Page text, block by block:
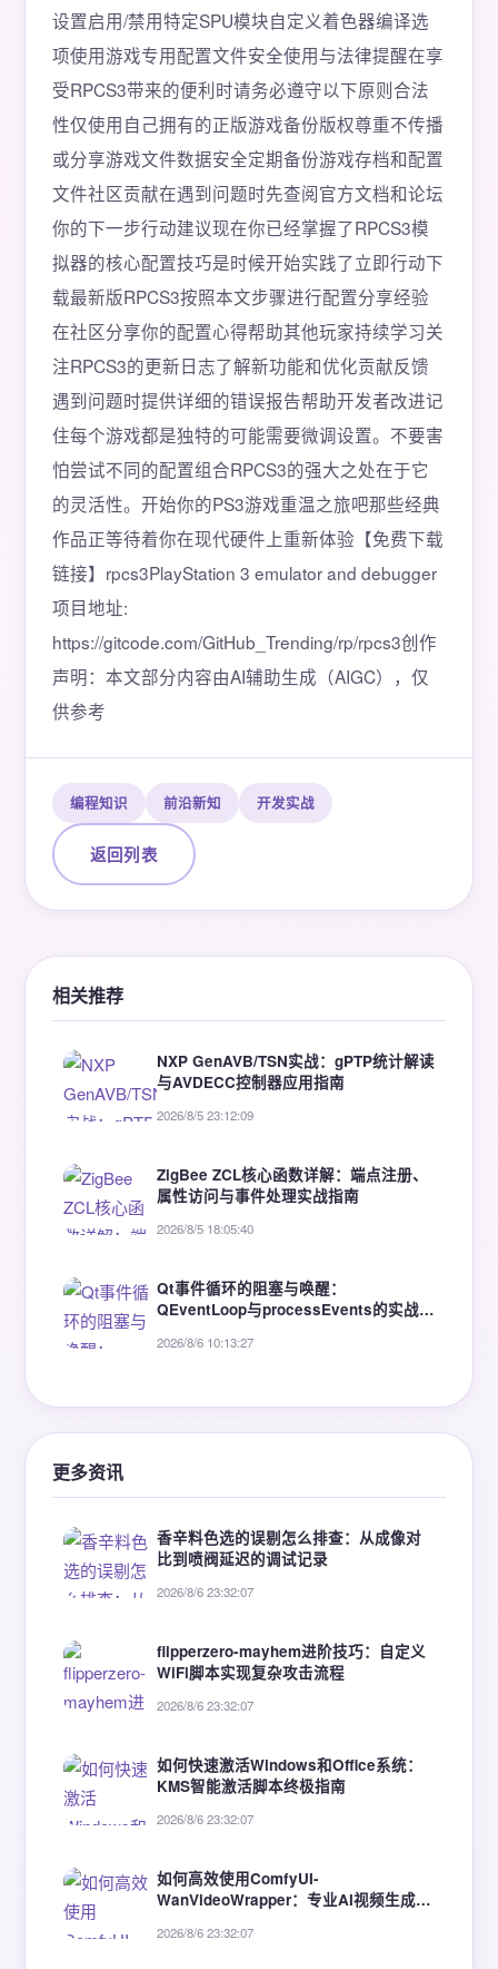
设置启用/禁用特定SPU模块自定义着色器编译选
项使用游戏专用配置文件安全使用与法律提醒在享
受RPCS3带来的便利时请务必遵守以下原则合法
性仅使用自己拥有的正版游戏备份版权尊重不传播
或分享游戏文件数据安全定期备份游戏存档和配置
文件社区贡献在遇到问题时先查阅官方文档和论坛
你的下一步行动建议现在你已经掌握了RPCS3模
拟器的核心配置技巧是时候开始实践了立即行动下
载最新版RPCS3按照本文步骤进行配置分享经验
在社区分享你的配置心得帮助其他玩家持续学习关
注RPCS3的更新日志了解新功能和优化贡献反馈
遇到问题时提供详细的错误报告帮助开发者改进记
住每个游戏都是独特的可能需要微调设置。不要害
怕尝试不同的配置组合RPCS3的强大之处在于它
的灵活性。开始你的PS3游戏重温之旅吧那些经典
作品正等待着你在现代硬件上重新体验【免费下载
链接】rpcs3PlayStation 3 emulator and debugger
项目地址:
https://gitcode.com/GitHub_Trending/rp/rpcs3创作
声明：本文部分内容由AI辅助生成（AIGC），仅
供参考
编程知识 前沿新知 开发实战
返回列表
相关推荐
NXP GenAVB/TSN实战：gPTP统计解读
与AVDECC控制器应用指南
2026/8/5 23:12:09
ZigBee ZCL核心函数详解：端点注册、
属性访问与事件处理实战指南
2026/8/5 18:05:40
Qt事件循环的阻塞与唤醒：
QEventLoop与processEvents的实战解
2026/8/6 10:13:27
更多资讯
香辛料色选的误剔怎么排查：从成像对
比到喷阀延迟的调试记录
2026/8/6 23:32:07
flipperzero-mayhem进阶技巧：自定义
WiFi脚本实现复杂攻击流程
2026/8/6 23:32:07
如何快速激活Windows和Office系统：
KMS智能激活脚本终极指南
2026/8/6 23:32:07
如何高效使用ComfyUI-
WanVideoWrapper：专业AI视频生成完
2026/8/6 23:32:07